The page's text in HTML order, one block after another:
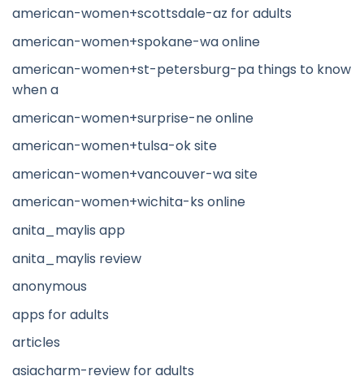
american-women+scottsdale-az for adults
american-women+spokane-wa online
american-women+st-petersburg-pa things to know
when a
american-women+surprise-ne online
american-women+tulsa-ok site
american-women+vancouver-wa site
american-women+wichita-ks online
anita_maylis app
anita_maylis review
anonymous
apps for adults
articles
asiacharm-review for adults